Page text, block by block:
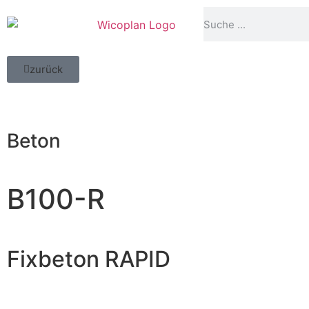
zurück
Beton
B100-R
Fixbeton RAPID